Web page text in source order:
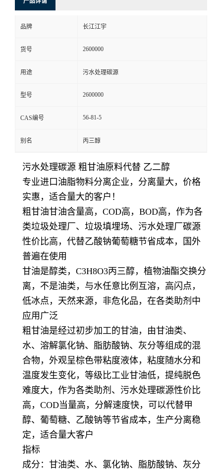
品牌 长江江宇
货号 2600000
用途 污水处理碳源
型号 2600000
CAS编号 56-81-5
别名 丙三醇
污水处理碳源 粗甘油原料代替 乙二醇
专业进口油脂物料分离企业，分离量大，价格
实惠，适合量大的客户！
粗甘油甘油含量高，COD高，BOD高，作为各
类垃圾处理厂、垃圾填埋场、污水处理厂碳源
性价比高，代替乙酸钠葡萄糖节省成本，国外
普遍在使用
甘油是醇类，C3H8O3丙三醇，植物油酯交换分
离，不是油类，与水任意比例互溶，高闪点，
低冰点，天然来源，非危化品，在各类助剂中
应用广泛
粗甘油是经过初步加工的甘油，由甘油类、
水、溶解氯化钠、脂肪酸钠、灰分等组成的混
合物，外观呈棕色带粘度液体，粘度随水分和
温度发生变化，等级比工业甘油低，提纯脱色
难度大，作为各类助剂、污水处理碳源性价比
高，COD当量高，分解速度快，可以代替甲
醇、葡萄糖、乙酸钠等节省成本，生产分离稳
定，适合量大客户
指标
成分：甘油类、水、氯化钠、脂肪酸钠、灰分